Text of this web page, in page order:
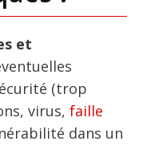
et
(trop
virus, faille
dans un